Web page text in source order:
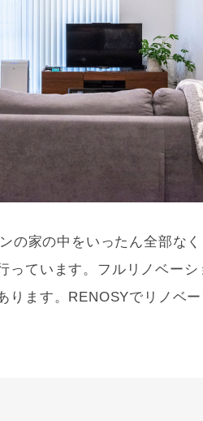
の家の中をいったん全部な
っています。フル リノベーシ
ります。RENOSYで リノベ